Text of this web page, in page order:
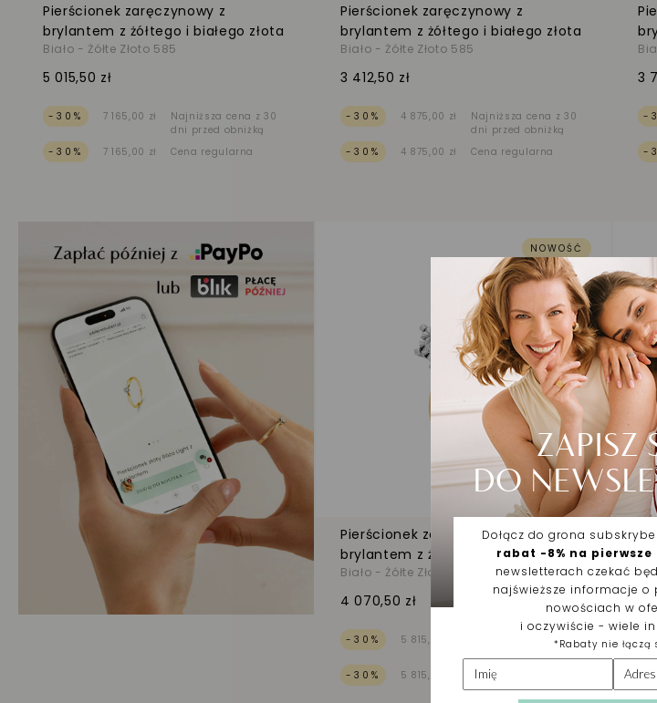
Pierścionek zaręczynowy z
brylantem z żółtego i białego złota
Biało - Żółte Złoto 585
5 015,50 zł
-30% 7 165,00 zł
Najniższa cena z 30
dni przed obniżką
-30%
7 165,00 zł Cena regularna
Pierścionek zaręczynowy z
brylantem z żółtego i białego złota
Biało - Żółte Złoto 585
3 412,50 zł
-30% 4 875,00 zł
Najniższa cena z 30
dni przed obniżką
-30%
4 875,00 zł Cena regularna
3
-
-
NOWOŚĆ
Pierścionek zaręczynowy z
brylantem z żółtego i białego złota
Biało - Żółte Złoto 585
4 070,50 zł
-30% 5 815,00 zł
Najniższa cena z 30
-30%
5 815,00 zł Cena regularna
Dodaj do
2
-
-